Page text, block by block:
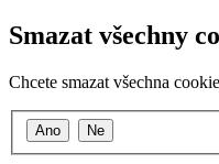
Smazat všechny
Chcete smazat všechna